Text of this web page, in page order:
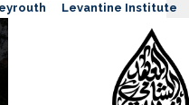
Levantine Institute